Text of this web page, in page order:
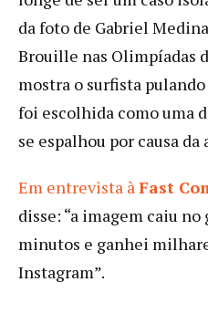
da foto de Gabriel
Brouille nas Olimpíadas
mostra o surfista
foi escolhida como uma
se espalhou por causa
Em entrevista àFast
disse: “a imagem caiu
minutos e ganhei
Instagram”.